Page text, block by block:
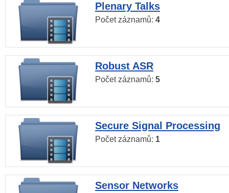
Plenary Talks
Počet záznamů: 4
Robust ASR
Počet záznamů: 5
Secure Signal Processing
Počet záznamů: 1
Sensor Networks